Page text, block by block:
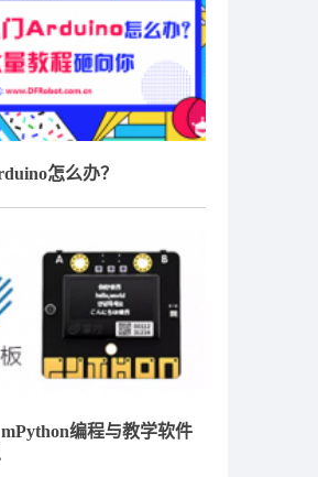
怎么办？
mPython编程与教学软件